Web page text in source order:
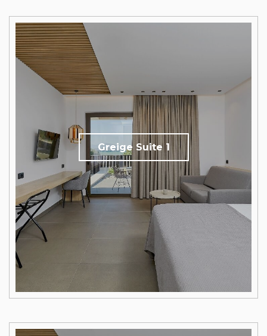
Greige Suite 1